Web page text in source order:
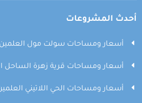
أحدث المشروعات
أسعار ومساحات سولت مول العلمين
أسعار ومساحات قرية زهرة الساحل
أسعار ومساحات الحي اللاتيني